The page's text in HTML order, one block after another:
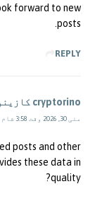
forward to new
posts.
REPLY
cryptorino كازينو
مئی 30, 2026 وقت 3:58 شام
posts and other
these data in
quality?